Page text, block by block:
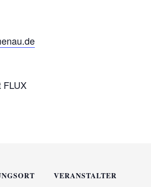
FLUX
VERANSTALTER